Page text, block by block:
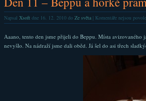
Napsal Xsoftdne 16. 12. 2010 do Ze světa| Komentáře nejsou
Aaano, tento den jsme přijeli do Beppu. Místa avizovaného
nevyšlo. Na nádraží jsme dali oběd. Já šel do asi třech